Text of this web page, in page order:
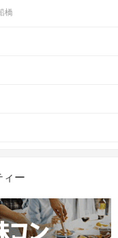
橋
ィー